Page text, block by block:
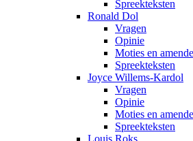
Spreekteksten
Ronald Dol
Vragen
Opinie
Moties en
Spreekteksten
Joyce Willems-Kardol
Vragen
Opinie
Moties en
Spreekteksten
Louis Roks